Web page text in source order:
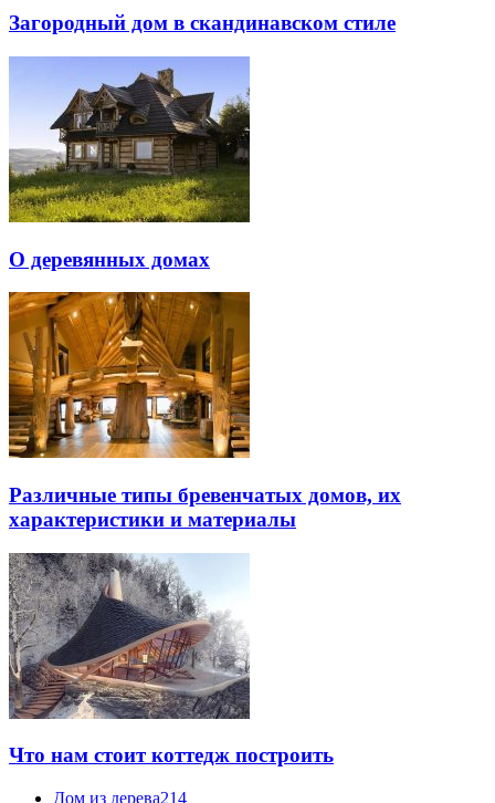
Загородный дом в скандинавском стиле
О деревянных домах
Различные типы бревенчатых домов, их
характеристики и материалы
Что нам стоит коттедж построить
Дом из дерева214